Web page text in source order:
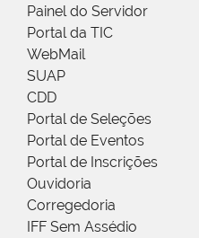
Painel do Servidor
Portal da TIC
WebMail
SUAP
CDD
Portal de Seleções
Portal de Eventos
Portal de Inscrições
Ouvidoria
Corregedoria
IFF Sem Assédio